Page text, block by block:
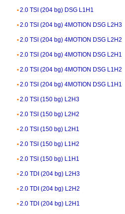
2.0 TSI (204 bg) DSG L1H1
2.0 TSI (204 bg) 4MOTION DSG L2H3
2.0 TSI (204 bg) 4MOTION DSG L2H2
2.0 TSI (204 bg) 4MOTION DSG L2H1
2.0 TSI (204 bg) 4MOTION DSG L1H2
2.0 TSI (204 bg) 4MOTION DSG L1H1
2.0 TSI (150 bg) L2H3
2.0 TSI (150 bg) L2H2
2.0 TSI (150 bg) L2H1
2.0 TSI (150 bg) L1H2
2.0 TSI (150 bg) L1H1
2.0 TDI (204 bg) L2H3
2.0 TDI (204 bg) L2H2
2.0 TDI (204 bg) L2H1